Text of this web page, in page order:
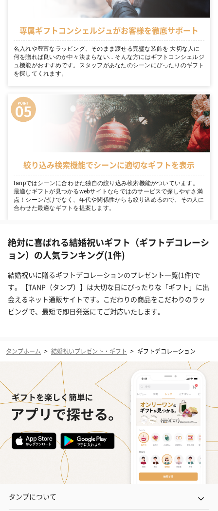
専属ギフトコンシェルジュがお客様を徹底サポート
名入れや豊富なラッピング、そのまま渡せる完璧な装飾を 大切な人に
何を贈れば良いのか中々決まらない… そんな方にはギフトコンシェルジ
ュ機能がおすすめです。スタッフがあなたのシーンにぴったりのギフト
を探してくれます。
絞り込み検索機能でシーンに適切なギフトを表示
tanpではシーンに合わせた独自の絞り込み検索機能がついています。
最適なギフトが見つかるwebサイトならではのサービスで探しやすさ満
点！シーンだけでなく、年代や関係性からも絞り込めるので、その人に
合わせた最適なギフトを提案します。
絶対に喜ばれる結婚祝いギフト（ギフトデコレーシ
ョン）の人気ランキング(1件)
結婚祝いに贈るギフトデコレーションのプレゼント一覧(1件)で
す。【TANP（タンプ）】は大切な日にぴったりな「ギフト」に出
会えるネット通販サイトです。こだわりの商品をこだわりのラッ
ピングで、最短で即日発送にてご対応いたします。
タンプホーム > 結婚祝いプレゼント・ギフト > ギフトデコレーション
タンプについて